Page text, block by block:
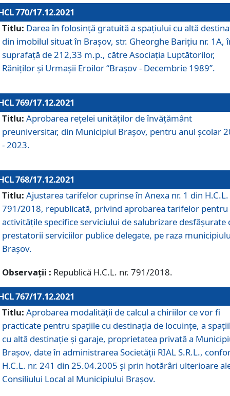
770/17.12.2021
Titlu: Darea în folosinţă gratuită a spaţiului cu altă
din imobilul situat în Braşov, str. Gheorghe Bariţiu nr. 1A,
suprafaţă de 212,33 m.p., către Asociaţia Luptătorilor,
Răniţilor şi Urmaşii Eroilor “Braşov - Decembrie 1989”.
769/17.12.2021
Titlu: Aprobarea reţelei unităţilor de învăţământ
preuniversitar, din Municipiul Braşov, pentru anul şcolar
- 2023.
768/17.12.2021
Titlu: Ajustarea tarifelor cuprinse în Anexa nr. 1 din H.C.L.
791/2018, republicată, privind aprobarea tarifelor pentru
activităţile specifice serviciului de salubrizare desfăşurate
prestatorii serviciilor publice delegate, pe raza
Braşov.
Observații : Republică H.C.L. nr. 791/2018.
767/17.12.2021
Titlu: Aprobarea modalității de calcul a chiriilor ce vor fi
practicate pentru spaţiile cu destinaţia de locuinţe, a
cu altă destinaţie şi garaje, proprietatea privată a
Braşov, date în administrarea Societăţii RIAL S.R.L.,
H.C.L. nr. 241 din 25.04.2005 și prin hotărâri ulterioare
Consiliului Local al Municipiului Braşov.